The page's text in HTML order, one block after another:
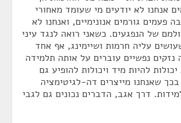
אנחנו לא יודעים מי שעומד מאחורי
פעמים גורמים אנונימיים, ואנחנו לא
של הנפגעים. כשאני רואה לנגד עיני
עליה חרמות ושיימינג, אף אחד
נזקים נפשיים עוברים על אותה תלמידה
להיות מיד ויכולות להופיע גם
שאנחנו מייצרים דה-לגיטימציה
דרך אגב, הדברים נכונים גם לגבי